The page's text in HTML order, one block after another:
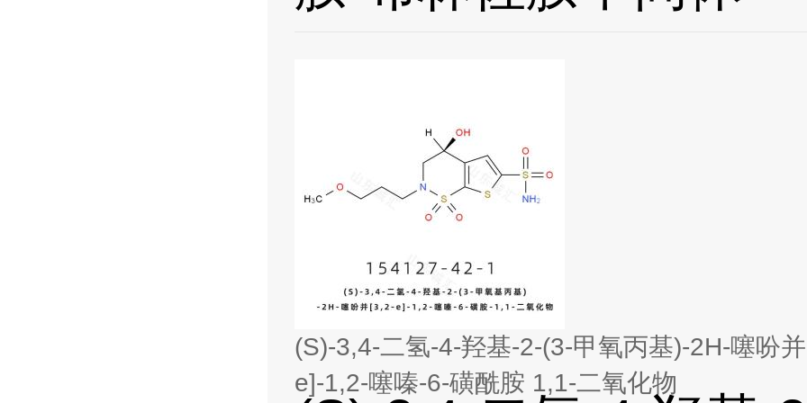
(S)-3,4-二氢-4-羟基-2-(3-甲氧丙基)-2H-噻吩
e]-1,2-噻嗪-6-磺酰胺 1,1-二氧化物